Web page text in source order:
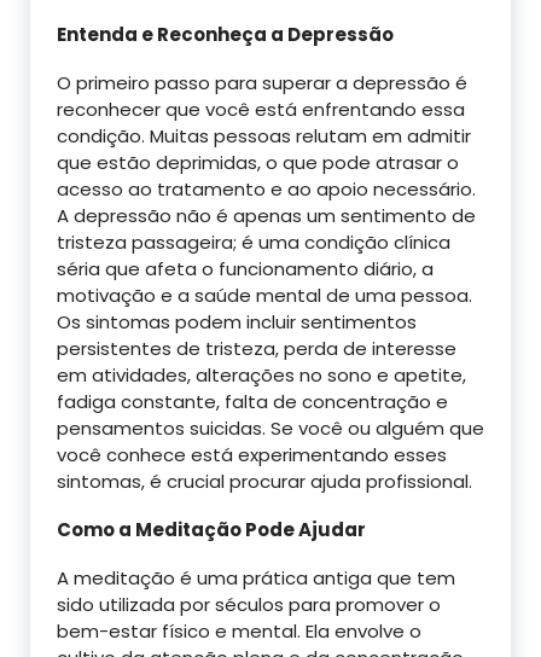
Entenda e Reconheça a Depressão
O primeiro passo para superar a depressão é
reconhecer que você está enfrentando essa
condição. Muitas pessoas relutam em admitir
que estão deprimidas, o que pode atrasar o
acesso ao tratamento e ao apoio necessário.
A depressão não é apenas um sentimento de
tristeza passageira; é uma condição clínica
séria que afeta o funcionamento diário, a
motivação e a saúde mental de uma pessoa.
Os sintomas podem incluir sentimentos
persistentes de tristeza, perda de interesse
em atividades, alterações no sono e apetite,
fadiga constante, falta de concentração e
pensamentos suicidas. Se você ou alguém que
você conhece está experimentando esses
sintomas, é crucial procurar ajuda profissional.
Como a Meditação Pode Ajudar
A meditação é uma prática antiga que tem
sido utilizada por séculos para promover o
bem-estar físico e mental. Ela envolve o